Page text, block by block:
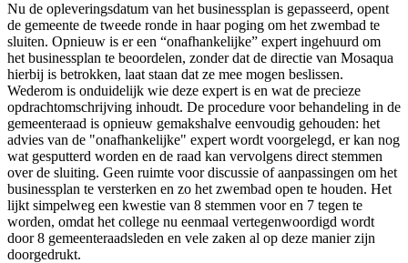
Nu de opleveringsdatum van het businessplan is gepasseerd, opent
de gemeente de tweede ronde in haar poging om het zwembad te
sluiten. Opnieuw is er een “onafhankelijke” expert ingehuurd om
het businessplan te beoordelen, zonder dat de directie van Mosaqua
hierbij is betrokken, laat staan dat ze mee mogen beslissen.
Wederom is onduidelijk wie deze expert is en wat de precieze
opdrachtomschrijving inhoudt. De procedure voor behandeling in de
gemeenteraad is opnieuw gemakshalve eenvoudig gehouden: het
advies van de "onafhankelijke" expert wordt voorgelegd, er kan nog
wat gesputterd worden en de raad kan vervolgens direct stemmen
over de sluiting. Geen ruimte voor discussie of aanpassingen om het
businessplan te versterken en zo het zwembad open te houden. Het
lijkt simpelweg een kwestie van 8 stemmen voor en 7 tegen te
worden, omdat het college nu eenmaal vertegenwoordigd wordt
door 8 gemeenteraadsleden en vele zaken al op deze manier zijn
doorgedrukt.